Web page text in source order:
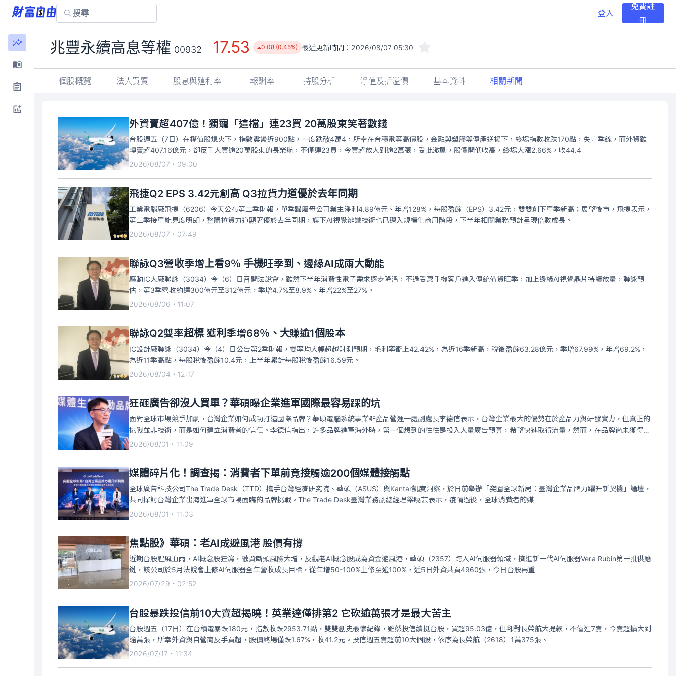
登入
免費註
冊
兆豐永續高息等權 00932 17.53 0.08 (0.45%) 最近更新時間： 2026/08/07 05:30
個股概覽 法人買賣 股息與殖利率 報酬率 持股分析 淨值及折溢價 基本資料 相關新聞
外資賣超407億！獨寵「這檔」連23買 20萬股東笑著數錢
台股週五（7日）在權值股熄火下，指數震盪近900點，一度跌破4萬4，所幸在台積電等高價股，金融與塑膠等傳產逆揚下，終場指數收跌170點，失守季線，而外資雖
轉賣超407.16億元，卻反手大買逾20萬股東的長榮航，不僅連23買，今買超放大到逾2萬張，受此激勵，股價開低收高，終場大漲2.66%，收44.4
2026/08/07・09:00
飛捷Q2 EPS 3.42元創高 Q3拉貨力道優於去年同期
工業電腦廠飛捷（6206）今天公布第二季財報，單季歸屬母公司業主淨利4.89億元、年增128%，每股盈餘（EPS）3.42元，雙雙創下單季新高；展望後市，飛捷表示，
第三季接單能見度明朗，整體拉貨力道顯著優於去年同期，旗下AI視覺辨識技術也已邁入規模化商用階段，下半年相關業務預計呈現倍數成長。
2026/08/07・07:49
聯詠Q3營收季增上看9％ 手機旺季到、邊緣AI成兩大動能
驅動IC大廠聯詠（3034）今（6）日召開法說會，雖然下半年消費性電子需求逐步降溫，不過受惠手機客戶進入傳統備貨旺季，加上邊緣AI視覺晶片持續放量，聯詠預
估，第3季營收約達300億元至312億元，季增4.7%至8.9%、年增22%至27%。
2026/08/06・11:07
聯詠Q2雙率超標 獲利季增68％、大賺逾1個股本
IC設計廠聯詠（3034）今（4）日公告第2季財報，雙率均大幅超越財測預期，毛利率衝上42.42%，為近16季新高，稅後盈餘63.28億元，季增67.99%，年增69.2%，
為近11季高點，每股稅後盈餘10.4元，上半年累計每股稅後盈餘16.59元。
2026/08/04・12:17
狂砸廣告卻沒人買單？華碩曝企業進軍國際最容易踩的坑
面對全球市場競爭加劇，台灣企業如何成功打造國際品牌？華碩電腦系統事業群產品營運一處副處長李德信表示，台灣企業最大的優勢在於產品力與研發實力，但真正的
挑戰並非技術，而是如何建立消費者的信任。李德信指出，許多品牌進軍海外時，第一個想到的往往是投入大量廣告預算，希望快速取得流量，然而，在品牌尚未獲得當
地消
2026/08/01・11:09
媒體碎片化！調查揭：消費者下單前竟接觸逾200個媒體接觸點
全球廣告科技公司The Trade Desk（TTD）攜手台灣經濟研究院、華碩（ASUS）與Kantar凱度洞察，於日前舉辦「突圍全球新局：臺灣企業品牌力躍升新契機」論壇，
共同探討台灣企業出海進軍全球市場面臨的品牌挑戰。The Trade Desk臺灣業務副總經理梁曉芸表示，疫情過後，全球消費者的媒
2026/08/01・11:03
焦點股》華碩：老AI成避風港 股價有撐
近期台股腥風血雨，AI概念股狂瀉，融資斷頭風險大增，反觀老AI概念股成為資金避風港，華碩（2357）跨入AI伺服器領域，擠進新一代AI伺服器Vera Rubin第一批供應
鏈，該公司於5月法說會上修AI伺服器全年營收成長目標，從年增50-100%上修至逾100%，近5日外資共買4960張，今日台股再重
2026/07/29・02:52
台股暴跌投信前10大賣超揭曉！英業達僅排第2 它砍逾萬張才是最大苦主
台股週五（17日）在台積電暴跌180元，指數收跌2953.71點，雙雙創史最慘紀錄，雖然投信續挺台股，買超95.03億，但卻對長榮航大提款，不僅連7賣，今賣超擴大到
逾萬張，所幸外資與自營商反手買超，股價終場僅跌1.67%，收41.2元。投信週五賣超前10大個股，依序為長榮航（2618）1萬375張、
2026/07/17・11:34